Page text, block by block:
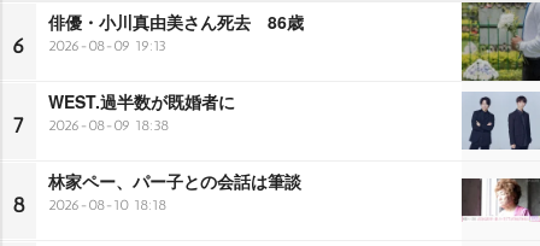
6
俳優・小川真由美さん死去 86歳
2026-08-09 19:13
7
WEST.過半数が既婚者に
2026-08-09 18:38
8
林家ペー、パー子との会話は筆談
2026-08-10 18:18